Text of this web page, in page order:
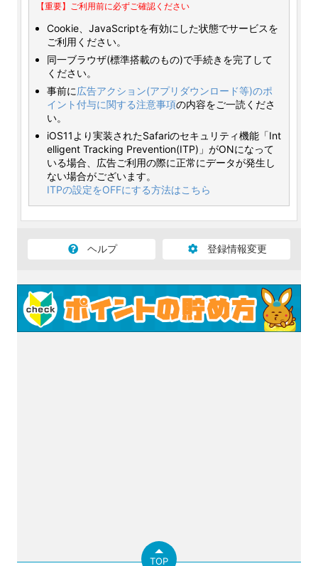
【重要】ご利用前に必ずご確認ください
Cookie、JavaScriptを有効にした状態でサービスを
ご利用ください。
同一ブラウザ(標準搭載のもの)で手続きを完了して
ください。
事前に広告アクション(アプリダウンロード等)のポ
イント付与に関する注意事項の内容をご一読くださ
い。
iOS11より実装されたSafariのセキュリティ機能「Int
elligent Tracking Prevention(ITP)」がONになって
いる場合、広告ご利用の際に正常にデータが発生し
ない場合がございます。
ITPの設定をOFFにする方法はこちら
ヘルプ 登録情報変更
TOP